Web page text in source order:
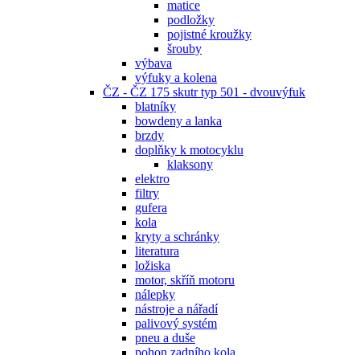
matice
podložky
pojistné kroužky
šrouby
výbava
výfuky a kolena
ČZ - ČZ 175 skutr typ 501 - dvouvýfuk
blatníky
bowdeny a lanka
brzdy
doplňky k motocyklu
klaksony
elektro
filtry
gufera
kola
kryty a schránky
literatura
ložiska
motor, skříň motoru
nálepky
nástroje a nářadí
palivový systém
pneu a duše
pohon zadního kola